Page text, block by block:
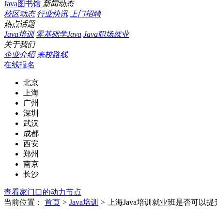
Java图书馆 新闻动态
校区动态 行业快讯
上门招聘
热点话题
Java培训 零基础学Java Java职场就业
关于我们
企业介绍 来校路线
在线报名
北京
上海
广州
深圳
武汉
成都
西安
郑州
南京
长沙
查看家门口的动力节点
当前位置：
首页 > Java培训 > 上海Java培训就业班是否可以